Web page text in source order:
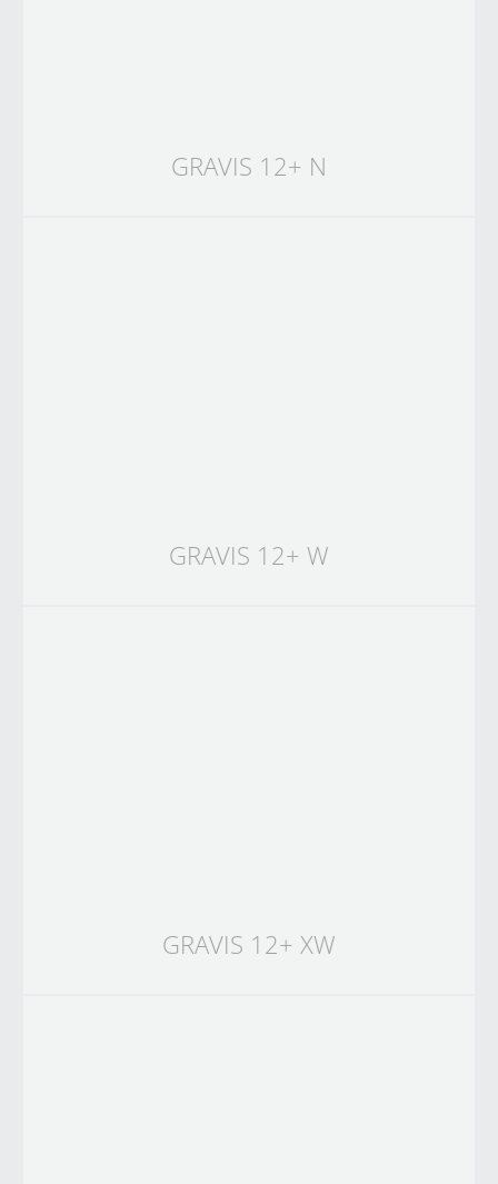
GRAVIS 12+ N
GRAVIS 12+ W
GRAVIS 12+ XW